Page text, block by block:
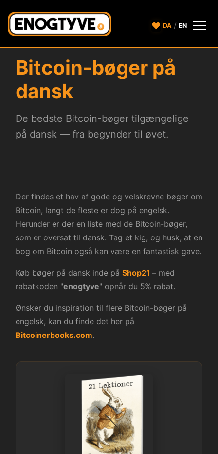
♥ DA / EN
Bitcoin-bøger på
dansk
De bedste Bitcoin-bøger tilgængelige
på dansk — fra begynder til øvet.
Der findes et hav af gode og velskrevne bøger om
Bitcoin, langt de fleste er dog på engelsk.
Herunder er der en liste med de Bitcoin-bøger,
som er oversat til dansk. Tag et kig, og husk, at en
bog om Bitcoin også kan være en fantastisk gave.
Køb bøger på dansk inde på Shop21 – med
rabatkoden "enogtyve" opnår du 5% rabat.
Ønsker du inspiration til flere Bitcoin-bøger på
engelsk, kan du finde det her på
Bitcoinerbooks.com.